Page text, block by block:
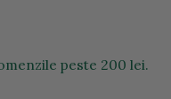
peste 200 lei.